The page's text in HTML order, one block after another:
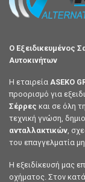
Ο Εξειδικευμένος
Αυτοκινήτων
Η εταιρεία ASEKO
προορισμό για
Σέρρες και σε όλη
τεχνική γνώση,
ανταλλακτικών,
του επαγγελματία
Η εξειδίκευσή μας
οχήματος. Στον